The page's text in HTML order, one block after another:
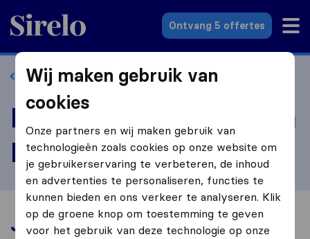
Sirelo.nl
Ontvang 5 offertes
Terug naar profiel
Beoordeel Amsterdam
Movers
Jouw verhuiservaring
Wij maken gebruik van
cookies
Onze partners en wij maken gebruik van
technologieën zoals cookies op onze website om
je gebruikerservaring te verbeteren, de inhoud
en advertenties te personaliseren, functies te
kunnen bieden en ons verkeer te analyseren. Klik
op de groene knop om toestemming te geven
voor het gebruik van deze technologie op onze